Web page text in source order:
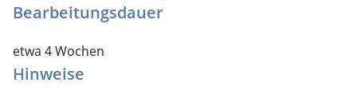
Bearbeitungsdauer
etwa 4 Wochen
Hinweise